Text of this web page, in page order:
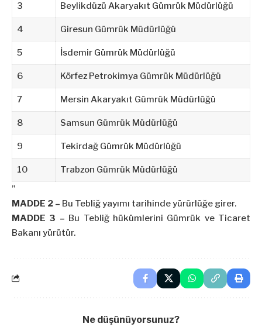
3 Beylikdüzü Akaryakıt Gümrük Müdürlüğü
4 Giresun Gümrük Müdürlüğü
5 İsdemir Gümrük Müdürlüğü
6 Körfez Petrokimya Gümrük Müdürlüğü
7 Mersin Akaryakıt Gümrük Müdürlüğü
8 Samsun Gümrük Müdürlüğü
9 Tekirdağ Gümrük Müdürlüğü
10
Trabzon Gümrük Müdürlüğü
”
MADDE 2 – Bu Tebliğ yayımı tarihinde yürürlüğe girer.
MADDE 3 – Bu Tebliğ hükümlerini Gümrük ve Ticaret
Bakanı yürütür.
Ne düşünüyorsunuz?